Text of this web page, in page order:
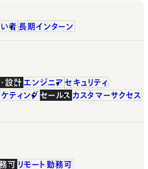
者 長期インターン
設計 エンジニア セキュリティ
ティング セールス カスタマーサクセス
可 リモート勤務可